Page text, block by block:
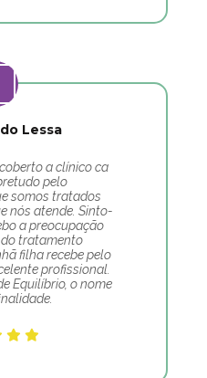
Lessa
a clínico ca
pelo
somos tratados
nós atende. Sinto-
a preocupação
tratamento
filha recebe pelo
profissional.
Equilíbrio, o nome